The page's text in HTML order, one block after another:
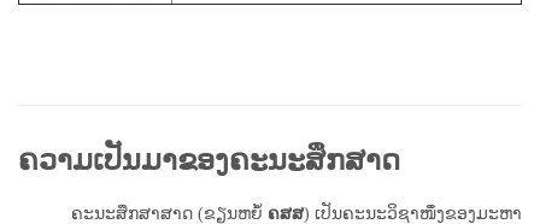
ຄວາມເປັນມາຂອງຄະນະສຶກສາດ
ຄະນະສຶກສາສາດ (ຂຽນຫຍໍ້ ຄສສ) ເປັນຄະນະວິຊາໜຶ່ງຂອງມະຫາ